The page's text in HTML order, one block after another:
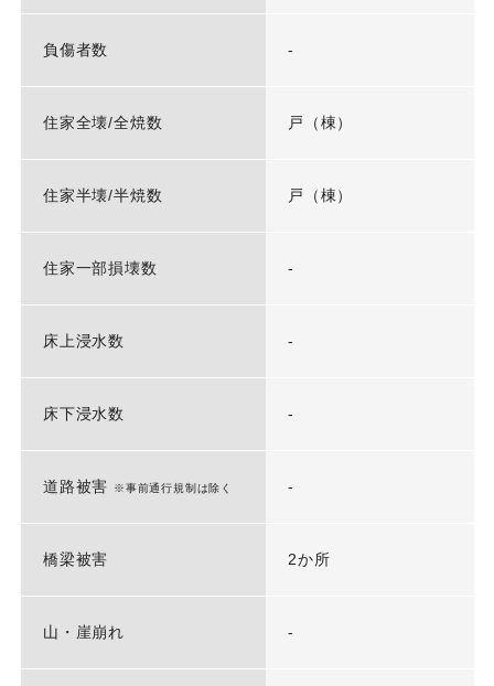
負傷者数 -
住家全壊/全焼数 戸（棟）
住家半壊/半焼数 戸（棟）
住家一部損壊数 -
床上浸水数 -
床下浸水数 -
道路被害 ※事前通行規制は除く -
橋梁被害 2か所
山・崖崩れ -